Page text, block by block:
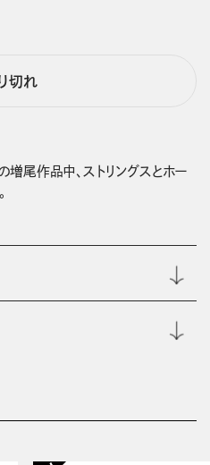
切れ
増尾作品中、ストリングスとホー